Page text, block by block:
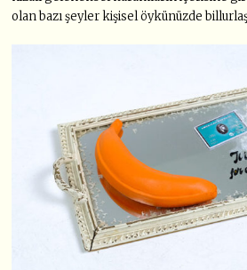
olan bazı şeyler kişisel öykünüzde